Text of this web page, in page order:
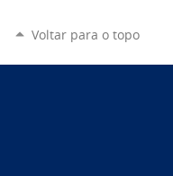
Voltar para o topo